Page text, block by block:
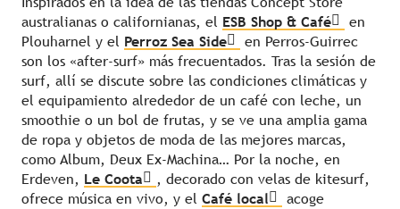
australianas o californianas, el ESB Shop & Café
en
Plouharnel y el Perroz Sea Side
en Perros-Guirrec
son los «after-surf» más frecuentados. Tras la sesión de
surf, allí se discute sobre las condiciones climáticas y
el equipamiento alrededor de un café con leche, un
smoothie o un bol de frutas, y se ve una amplia gama
de ropa y objetos de moda de las mejores marcas,
como Album, Deux Ex-Machina… Por la noche, en
Erdeven, Le Coota
, decorado con velas de kitesurf,
ofrece música en vivo, y el Café local
acoge